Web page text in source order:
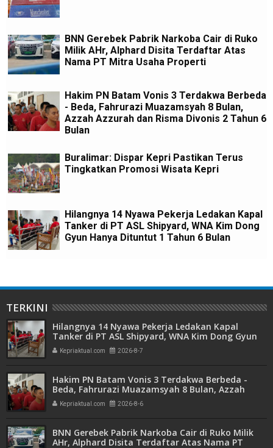
BNN Gerebek Pabrik Narkoba Cair di Ruko
Milik AHr, Alphard Disita Terdaftar Atas
Nama PT Mitra Usaha Properti
Hakim PN Batam Vonis 3 Terdakwa Berbeda
- Beda, Fahrurazi Muazamsyah 8 Bulan,
Azzah Azzurah dan Risma Divonis 2 Tahun 6
Bulan
Buralimar: Dispar Kepri Pastikan Terus
Tingkatkan Promosi Wisata Kepri
Hilangnya 14 Nyawa Pekerja Ledakan Kapal
Tanker di PT ASL Shipyard, WNA Kim Dong
Gyun Hanya Dituntut 1 Tahun 6 Bulan
TERKINI
Hilangnya 14 Nyawa Pekerja Ledakan Kapal
Tanker di PT ASL Shipyard, WNA Kim Dong Gyun
Hanya Dituntut 1 Tahun 6 Bulan
Kepriaktual.com 2026-8-7
Hakim PN Batam Vonis 3 Terdakwa Berbeda -
Beda, Fahrurazi Muazamsyah 8 Bulan, Azzah
Azzurah dan Risma Divonis 2 Tahun 6 Bulan
Kepriaktual.com 2026-8-6
BNN Gerebek Pabrik Narkoba Cair di Ruko Milik
AHr, Alphard Disita Terdaftar Atas Nama PT